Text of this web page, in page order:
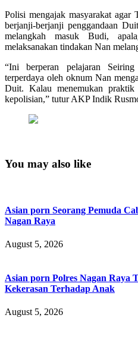
Polisi mengajak masyarakat agar
berjanji-berjanji penggandaan
melangkah masuk Budi,
melaksanakan tindakan Nan
“Ini berperan pelajaran
terperdaya oleh oknum Nan
Duit. Kalau menemukan
kepolisian,” tutur AKP Indik
You may also like
Asian porn Seorang Pemuda
Nagan Raya
August 5, 2026
Asian porn Polres Nagan Raya
Kekerasan Terhadap Anak
August 5, 2026